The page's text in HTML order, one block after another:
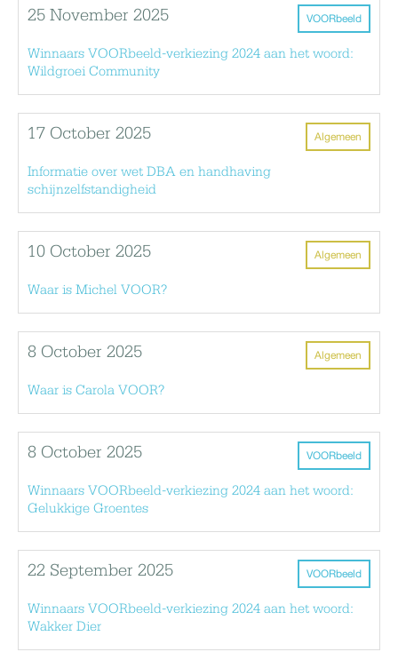
VOORbeeld
25 November 2025
Winnaars VOORbeeld-verkiezing 2024 aan het woord:
Wildgroei Community
Algemeen
17 October 2025
Informatie over wet DBA en handhaving
schijnzelfstandigheid
Algemeen
10 October 2025
Waar is Michel VOOR?
Algemeen
8 October 2025
Waar is Carola VOOR?
VOORbeeld
8 October 2025
Winnaars VOORbeeld-verkiezing 2024 aan het woord:
Gelukkige Groentes
VOORbeeld
22 September 2025
Winnaars VOORbeeld-verkiezing 2024 aan het woord:
Wakker Dier